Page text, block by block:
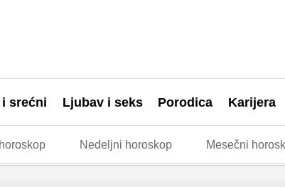
srećni Ljubav i seks Porodica Karijera
Nedeljni horoskop Mesečni